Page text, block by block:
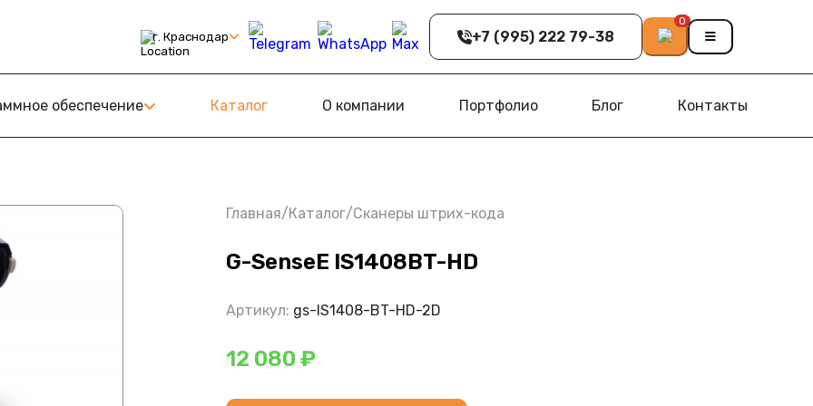
г. Краснодар +7 (995) 222 79-38
0
Знаку
обеспечение Каталог О компании Портфолио Блог Контакты
Главная/Каталог/Сканеры штрих-кода
G-SenseE IS1408BT-HD
Артикул: gs-IS1408-BT-HD-2D
12 080 ₽